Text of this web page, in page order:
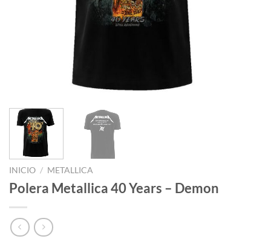
INICIO / METALLICA
Polera Metallica 40 Years – Demon